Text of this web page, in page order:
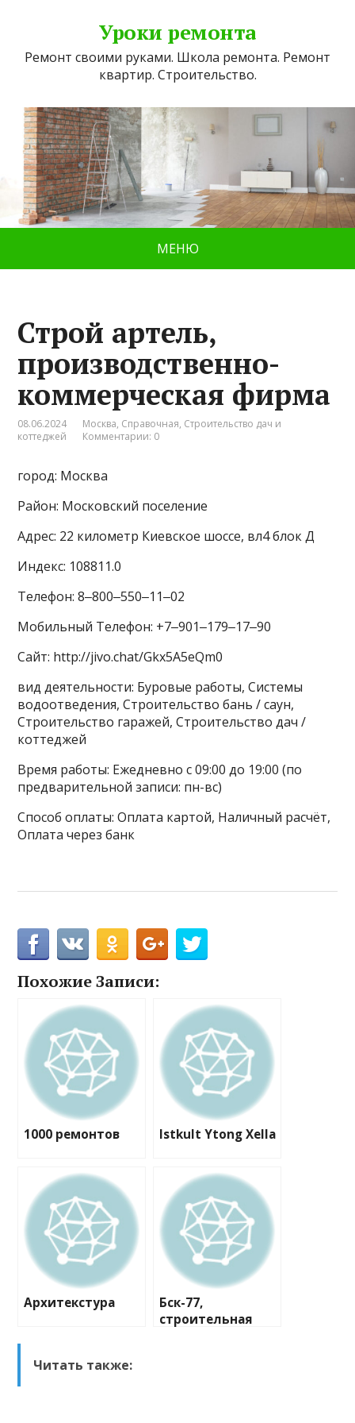
Уроки ремонта
Ремонт своими руками. Школа ремонта. Ремонт
квартир. Строительство.
МЕНЮ
Строй артель,
производственно-
коммерческая фирма
08.06.2024 Москва, Справочная, Строительство дач и
коттеджей
Комментарии: 0
город: Москва
Район: Московский поселение
Адрес: 22 километр Киевское шоссе, вл4 блок Д
Индекс: 108811.0
Телефон: 8‒800‒550‒11‒02
Мобильный Телефон: +7‒901‒179‒17‒90
Сайт: http://jivo.chat/Gkx5A5eQm0
вид деятельности: Буровые работы, Системы
водоотведения, Строительство бань / саун,
Строительство гаражей, Строительство дач /
коттеджей
Время работы: Ежедневно с 09:00 до 19:00 (по
предварительной записи: пн-вс)
Способ оплаты: Оплата картой, Наличный расчёт,
Оплата через банк
Похожие Записи:
1000 ремонтов Istkult Ytong Xella
Архитекстура
Бск-77,
строительная
Читать также: